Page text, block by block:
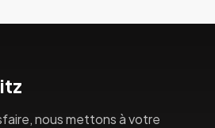
nous mettons à votre